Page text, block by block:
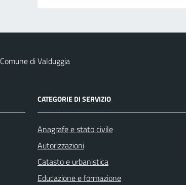
Comune di Valduggia
CATEGORIE DI SERVIZIO
Anagrafe e stato civile
Autorizzazioni
Catasto e urbanistica
Educazione e formazione